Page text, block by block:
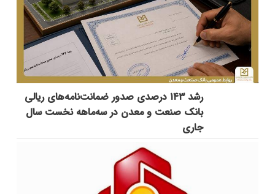
رشد ۱۴۳ درصدی صدور ضمانت‌نامه‌های ریالی
بانک صنعت و معدن در سه‌ماهه نخست سال
جاری